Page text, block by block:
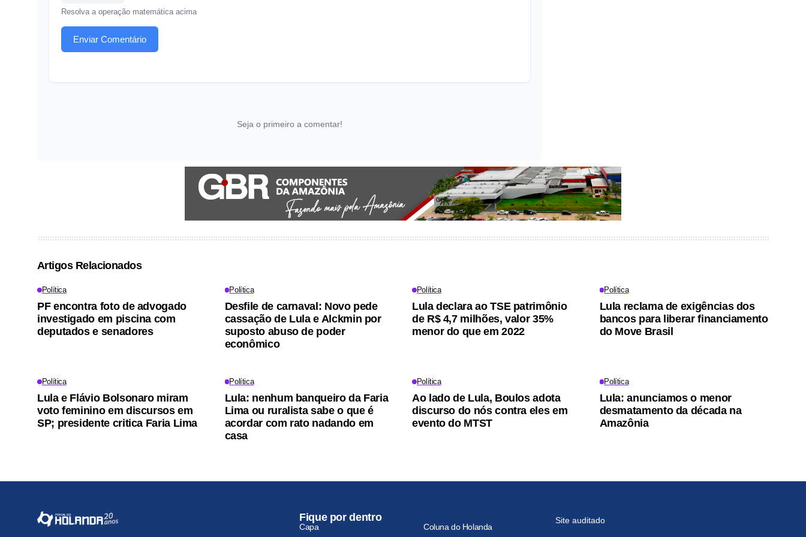
Resolva a operação matemática acima
Enviar Comentário
Seja o primeiro a comentar!
Artigos Relacionados
Política
PF encontra foto de advogado
investigado em piscina com
deputados e senadores
Política
Desfile de carnaval: Novo pede
cassação de Lula e Alckmin por
suposto abuso de poder
econômico
Política
Lula declara ao TSE patrimônio
de R$ 4,7 milhões, valor 35%
menor do que em 2022
Política
Lula reclama de exigências dos
bancos para liberar financiamento
do Move Brasil
Política
Lula e Flávio Bolsonaro miram
voto feminino em discursos em
SP; presidente critica Faria Lima
Política
Lula: nenhum banqueiro da Faria
Lima ou ruralista sabe o que é
acordar com rato nadando em
casa
Política
Ao lado de Lula, Boulos adota
discurso do nós contra eles em
evento do MTST
Política
Lula: anunciamos o menor
desmatamento da década na
Amazônia
Fique por dentro
Capa Coluna do Holanda
Site auditado